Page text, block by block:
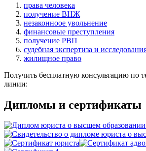
права человека
получение ВНЖ
незаконноое увольнение
финансовые преступления
получение РВП
судебная экспертиза и
жилищное право
Получить бесплатную консультацию по
линии:
Дипломы и сертификаты